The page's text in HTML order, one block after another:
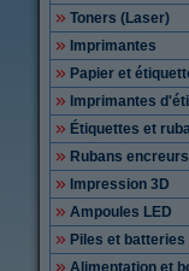
Toners (Laser)
Imprimantes
Papier et
Imprimantes
Étiquettes et
Rubans encreurs
Impression 3D
Ampoules LED
Piles et batteries
Alimentation et